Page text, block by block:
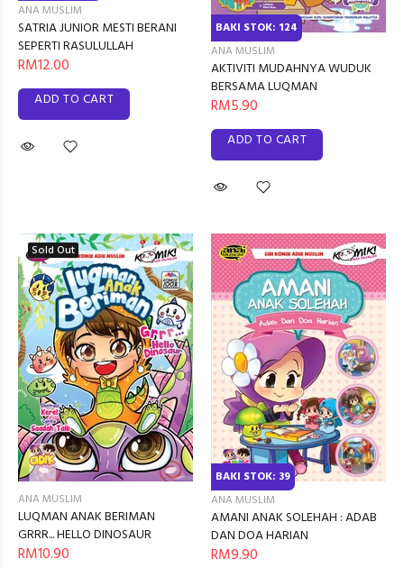
ANA MUSLIM
SATRIA JUNIOR MESTI BERANI
SEPERTI RASULULLAH
RM12.00
ADD TO CART
BAKI STOK: 124
ANA MUSLIM
AKTIVITI MUDAHNYA WUDUK
BERSAMA LUQMAN
RM5.90
ADD TO CART
Sold Out
ANA MUSLIM
LUQMAN ANAK BERIMAN
GRRR... HELLO DINOSAUR
RM10.90
BAKI STOK: 39
ANA MUSLIM
AMANI ANAK SOLEHAH : ADAB
DAN DOA HARIAN
RM9.90